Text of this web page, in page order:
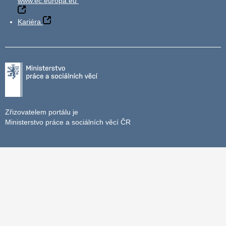
Kariéra
Zřizovatelem portálu je
Ministerstvo práce a sociálních věcí ČR